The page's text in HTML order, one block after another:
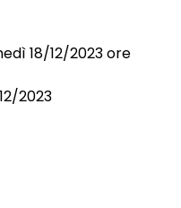
18/12/2023 ore
2023